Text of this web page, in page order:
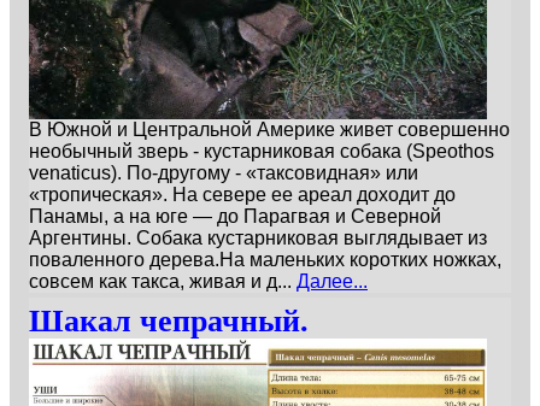
В Южной и Центральной Америке живет совершенно
необычный зверь - кустарниковая собака (Speothos
venaticus). По-другому - «таксовидная» или
«тропическая». На севере ее ареал доходит до
Панамы, а на юге — до Парагвая и Северной
Аргентины. Собака кустарниковая выглядывает из
поваленного дерева.На маленьких коротких ножках,
совсем как такса, живая и д... Далее...
Шакал чепрачный.